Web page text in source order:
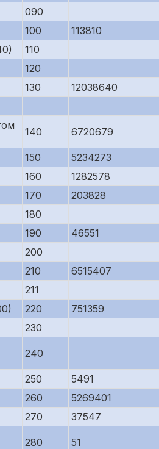
090
100 113810
110
120
130 12038640
140 6720679
150 5234273
160 1282578
170 203828
180
190 46551
200
210 6515407
211
220 751359
230
240
250 5491
260 5269401
270 37547
280 51